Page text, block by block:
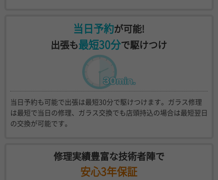
当日予約が可能!
出張も最短30分で駆けつけ
当日予約も可能で出張は最短30分で駆けつけます。ガラス修理
は最短で当日の修理、ガラス交換でも店頭持込の場合は最短翌日
の交換が可能です。
修理実績豊富な技術者陣で
安心3年保証